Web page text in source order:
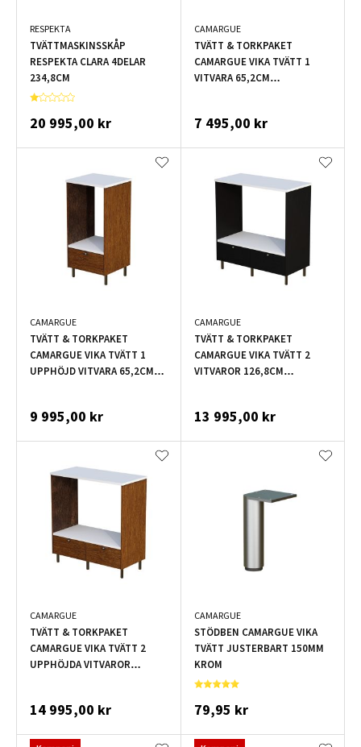
RESPEKTA
TVÄTTMASKINSSKÅP
RESPEKTA CLARA 4DELAR
234,8CM
20 995,00 kr
CAMARGUE
TVÄTT & TORKPAKET
CAMARGUE VIKA TVÄTT 1
VITVARA 65,2CM
7 495,00 kr
CAMARGUE
TVÄTT & TORKPAKET
CAMARGUE VIKA TVÄTT 1
UPPHÖJD VITVARA 65,2CM
9 995,00 kr
CAMARGUE
TVÄTT & TORKPAKET
CAMARGUE VIKA TVÄTT 2
VITVAROR 126,8CM
13 995,00 kr
CAMARGUE
TVÄTT & TORKPAKET
CAMARGUE VIKA TVÄTT 2
UPPHÖJDA VITVAROR
14 995,00 kr
CAMARGUE
STÖDBEN CAMARGUE VIKA
TVÄTT JUSTERBART 150MM
KROM
79,95 kr